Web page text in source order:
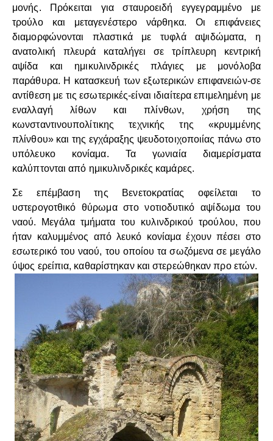
μονής. Πρόκειται για σταυροειδή εγγεγραμμένο με
τρούλο και μεταγενέστερο νάρθηκα. Οι επιφάνειες
διαμορφώνονται πλαστικά με τυφλά αψιδώματα, η
ανατολική πλευρά καταλήγει σε τρίπλευρη κεντρική
αψίδα και ημικυλινδρικές πλάγιες με μονόλοβα
παράθυρα. Η κατασκευή των εξωτερικών επιφανειών-σε
αντίθεση με τις εσωτερικές-είναι ιδιαίτερα επιμελημένη με
εναλλαγή λίθων και πλίνθων, χρήση της
κωνσταντινουπολίτικης τεχνικής της «κρυμμένης
πλίνθου» και της εγχάραξης ψευδοτοιχοποιίας πάνω στο
υπόλευκο κονίαμα. Τα γωνιαία διαμερίσματα
καλύπτονται από ημικυλινδρικές καμάρες.
Σε επέμβαση της Βενετοκρατίας οφείλεται το
υστερογοτθικό θύρωμα στο νοτιοδυτικό αψίδωμα του
ναού. Μεγάλα τμήματα του κυλινδρικού τρούλου, που
ήταν καλυμμένος από λευκό κονίαμα έχουν πέσει στο
εσωτερικό του ναού, του οποίου τα σωζόμενα σε μεγάλο
ύψος ερείπια, καθαρίστηκαν και στερεώθηκαν προ ετών.